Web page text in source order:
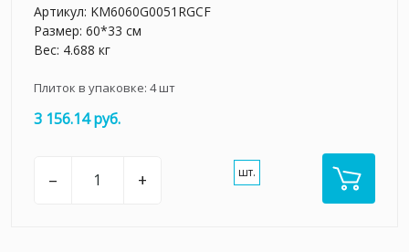
Артикул: KM6060G0051RGCF
Размер: 60*33 см
Вес: 4.688 кг
Плиток в упаковке: 4шт
3 156.14 руб.
– + шт.